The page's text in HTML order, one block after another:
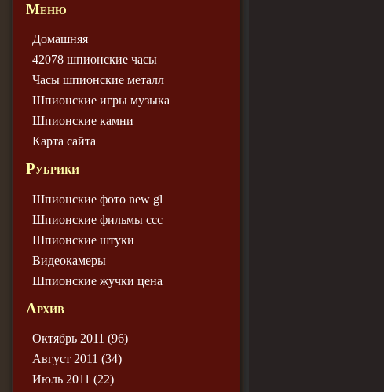
Меню
Домашняя
42078 шпионские часы
Часы шпионские металл
Шпионские игры музыка
Шпионские камни
Карта сайта
Рубрики
Шпионские фото new gl
Шпионские фильмы ссс
Шпионские штуки
Видеокамеры
Шпионские жучки цена
Архив
Октябрь 2011 (96)
Август 2011 (34)
Июль 2011 (22)